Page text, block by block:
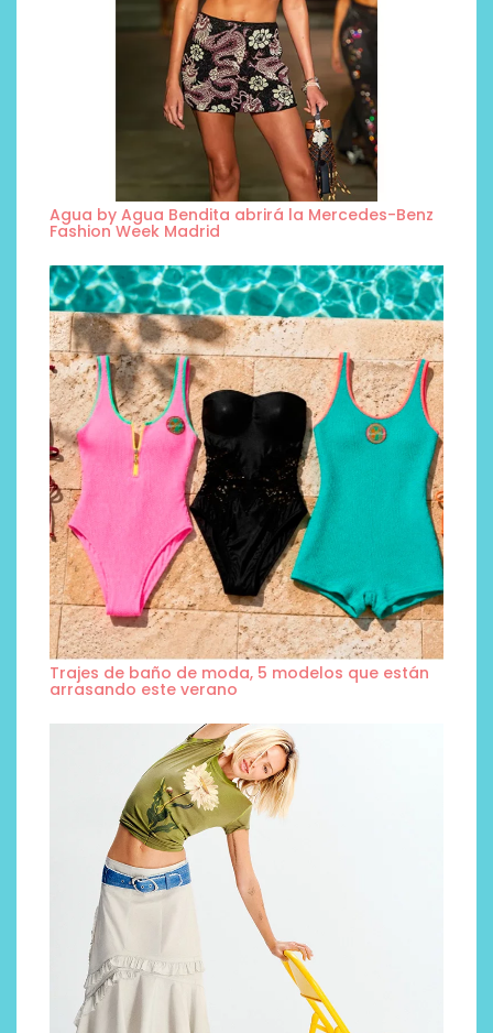
Agua by Agua Bendita abrirá la Mercedes-Benz
Fashion Week Madrid
Trajes de baño de moda, 5 modelos que están
arrasando este verano